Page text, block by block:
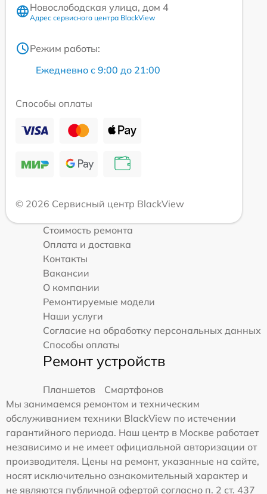
Новослободская улица, дом 4
Адрес сервисного центра BlackView
Режим работы:
Ежедневно с 9:00 до 21:00
Способы оплаты
© 2026 Сервисный центр BlackView
Стоимость ремонта
Оплата и доставка
Контакты
Вакансии
О компании
Ремонтируемые модели
Наши услуги
Согласие на обработку персональных данных
Способы оплаты
Ремонт устройств
Планшетов
Смартфонов
Мы занимаемся ремонтом и техническим
обслуживанием техники BlackView по истечении
гарантийного периода. Наш центр в Москве работает
независимо и не имеет официальной авторизации от
производителя. Цены на ремонт, указанные на сайте,
носят исключительно ознакомительный характер и
не являются публичной офертой согласно п. 2 ст. 437